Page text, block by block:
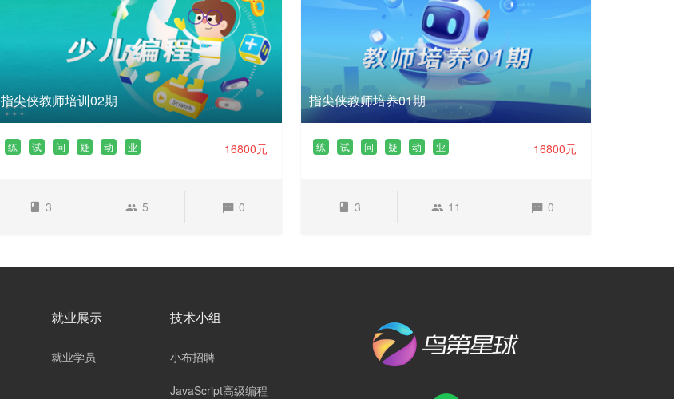
指尖侠教师培训02期
练 试 问 疑 动 业 16800元
3 5 0
指尖侠教师培养01期
练 试 问 疑 动 业 16800元
3 11 0
就业展示
就业学员
技术小组
小布招聘
JavaScript高级编程